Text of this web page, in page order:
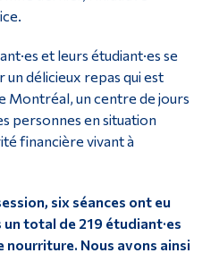
et leurs étudiant·es se
délicieux repas qui est
Montréal, un centre de jours
personnes en situation
financière vivant à
six séances ont eu
total de 219 étudiant·es
nourriture. Nous avons ainsi